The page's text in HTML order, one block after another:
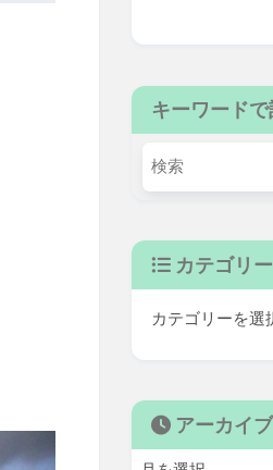
キーワード
カテゴリー
アーカイブ